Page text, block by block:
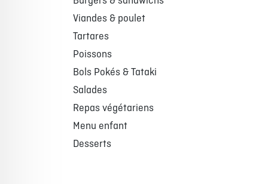
Viandes & poulet
Tartares
Poissons
Bols Pokés & Tataki
Salades
Repas végétariens
Menu enfant
Desserts